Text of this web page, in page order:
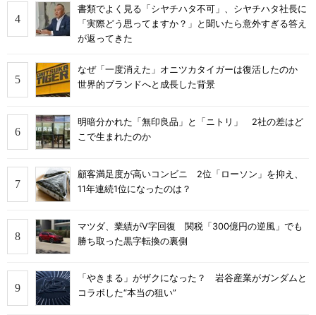
書類でよく見る「シヤチハタ不可」、シヤチハタ社長に
「実際どう思ってますか？」と聞いたら意外すぎる答え
が返ってきた
なぜ「一度消えた」オニツカタイガーは復活したのか
世界的ブランドへと成長した背景
明暗分かれた「無印良品」と「ニトリ」 2社の差はど
こで生まれたのか
顧客満足度が高いコンビニ 2位「ローソン」を抑え、
11年連続1位になったのは？
マツダ、業績がV字回復 関税「300億円の逆風」でも
勝ち取った黒字転換の裏側
「やきまる」がザクになった？ 岩谷産業がガンダムと
コラボした“本当の狙い”